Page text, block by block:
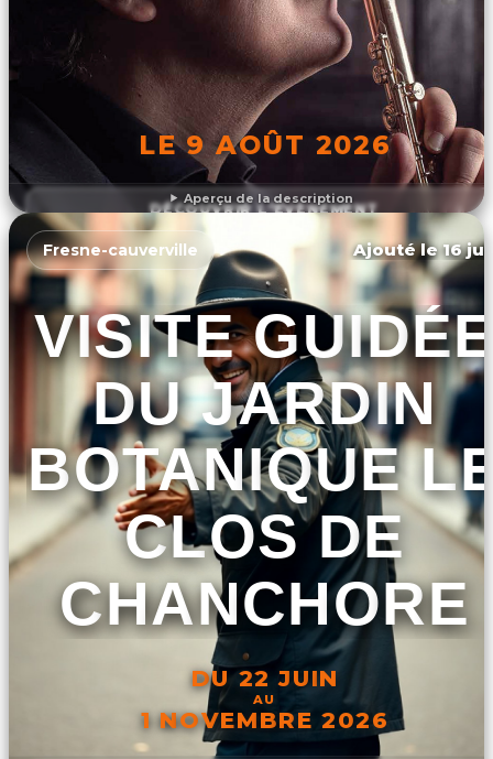
Aperçu de la description
LE 9 AOÛT 2026
DÉCOUVRIR L'ÉVÉNEMENT
Fresne-cauverville Ajouté le 16
VISITE
DU JARDIN
BOTANIQUE
CLOS DE
CHANCHORE
DU 22 JUIN
AU
1 NOVEMBRE 2026